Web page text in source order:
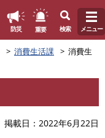
防災 重要 検索 メニュー
消費生活課
消費生
掲載日
2022年6月22日